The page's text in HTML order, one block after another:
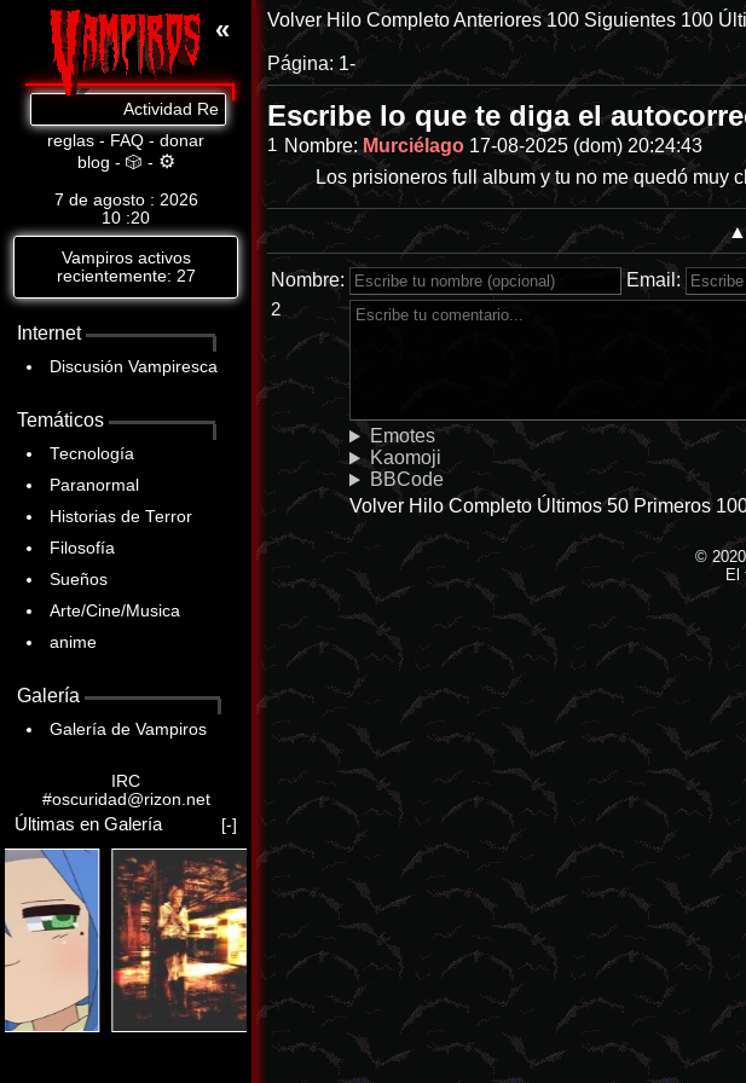
«
Actividad Reciente: Cat.8: https://www.abandomoviez.net/db/p-28144-categoria-
reglas - FAQ - donar
blog - 🎲 - ⚙
7 de agosto : 2026
10 20
Vampiros activos
recientemente: 27
Internet
Discusión Vampiresca
Temáticos
Tecnología
Paranormal
Historias de Terror
Filosofía
Sueños
Arte/Cine/Musica
anime
Galería
Galería de Vampiros
IRC
#oscuridad@rizon.net
Últimas en Galería [-]
Volver Hilo CompletoAnteriores 100 Siguientes 100
Página: 1-
Escribe lo que te diga el
1 Nombre: Murciélago 17-08-2025 (dom) 20:24:43
Los prisioneros full album y tu no me quedó muy
▲
Nombre: Email:
2
Emotes
Kaomoji
BBCode
Volver Hilo Completo Últimos 50 Primeros
©
El